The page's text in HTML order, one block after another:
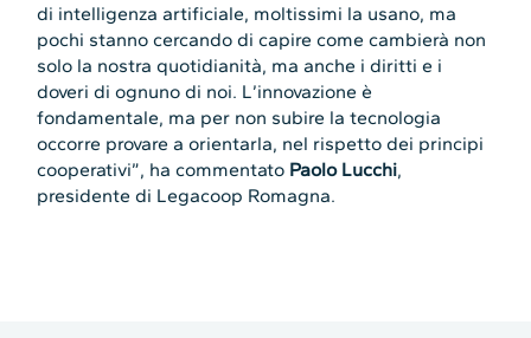
di intelligenza artificiale, moltissimi la usano, ma
pochi stanno cercando di capire come cambierà non
solo la nostra quotidianità, ma anche i diritti e i
doveri di ognuno di noi. L’innovazione è
fondamentale, ma per non subire la tecnologia
occorre provare a orientarla, nel rispetto dei principi
cooperativi”, ha commentato Paolo Lucchi,
presidente di Legacoop Romagna.